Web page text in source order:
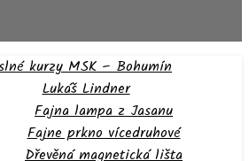
kurzy MSK – Bohumín
Lukáš Lindner
Fajna lampa z Jasanu
Fajne prkno vícedruhové
Dřevěná magnetická lišta